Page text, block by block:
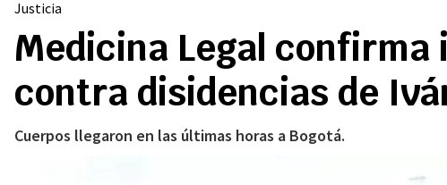
Justicia
Medicina Legal
contra disidencias de
Cuerpos llegaron en las últimas horas a Bogotá.